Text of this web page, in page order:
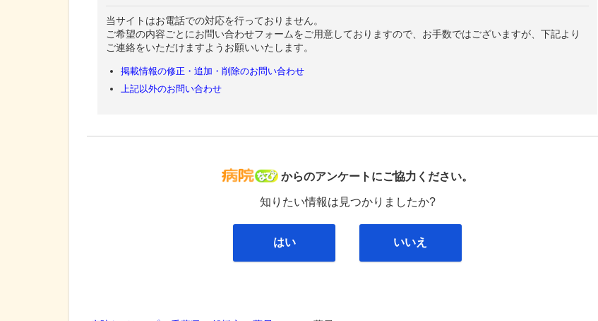
当サイトはお電話での対応を行っておりません。
ご希望の内容ごとにお問い合わせフォームをご用意しておりますので、お手数ではございますが、下記より
ご連絡をいただけますようお願いいたします。
掲載情報の修正・追加・削除のお問い合わせ
上記以外のお問い合わせ
病院なび
からのアンケートにご協力ください。
知りたい情報は見つかりましたか?
はい いいえ